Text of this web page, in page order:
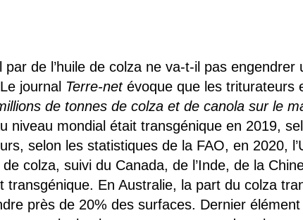
de l’huile de colza ne va-t-il pas engendrer
journal Terre-netévoque que les triturateurs
de tonnes de colza et de canola sur le
niveau mondial était transgénique en 2019,
selon les statistiques de la FAO, en 2020,
colza, suivi du Canada, de l’Inde, de la
En Australie, la part du colza
près de 20% des surfaces. Dernier